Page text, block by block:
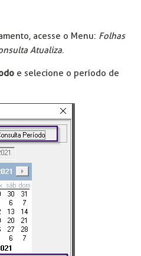
acesse o Menu: Folhas
Atualiza.
e selecione o período de